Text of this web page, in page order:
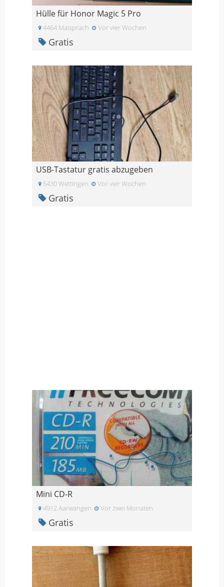
Hülle für Honor Magic 5 Pro
4464 Maisprach Vor vier Wochen
Gratis
USB-Tastatur gratis abzugeben
5430 Wettingen Vor vier Wochen
Gratis
Mini CD-R
4912 Aarwangen Vor zwei Monaten
Gratis